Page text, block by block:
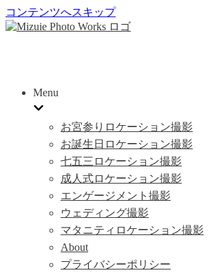
コンテンツへスキップ
Menu
お宮参りロケーション撮影
お誕生日ロケーション撮影
七五三ロケーション撮影
成人式ロケーション撮影
エンゲージメント撮影
ウェディング撮影
マタニティロケーション撮影
About
プライバシーポリシー